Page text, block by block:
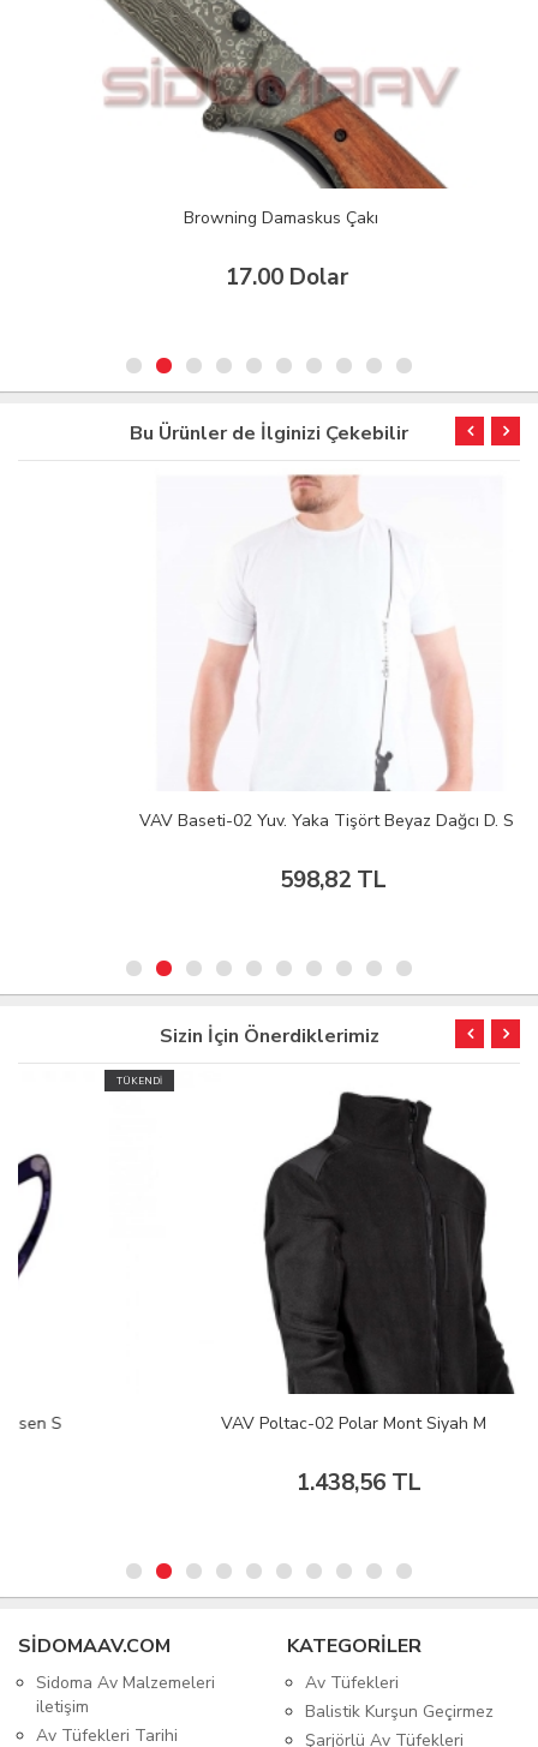
Browning Damaskus Çakı
17.00 Dolar
Bu Ürünler de İlginizi Çekebilir
VAV Baseti-02 Yuv. Yaka Tişört Beyaz Dağcı D. S
598,82 TL
Sizin İçin Önerdiklerimiz
VAV Poltac-02 Polar Mont Siyah M
1.438,56 TL
SIDOMAAV.COM
Sidoma Av Malzemeleri
iletişim
Av Tüfekleri Tarihi
KATEGORİLER
Av Tüfekleri
Balistik Kurşun Geçirmez
Şarjörlü Av Tüfekleri